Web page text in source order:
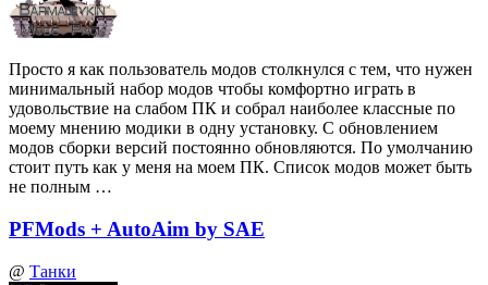
Просто я как пользователь модов столкнулся с тем, что нужен
минимальный набор модов чтобы комфортно играть в
удовольствие на слабом ПК и собрал наиболее классные по
моему мнению модики в одну установку. С обновлением
модов сборки версий постоянно обновляются. По умолчанию
стоит путь как у меня на моем ПК. Список модов может быть
не полным …
PFMods + AutoAim by SAE
@ Танки